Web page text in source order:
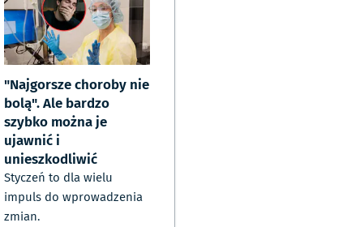
"Najgorsze choroby nie
bolą". Ale bardzo
szybko można je
ujawnić i
unieszkodliwić
Styczeń to dla wielu
impuls do wprowadzenia
zmian.